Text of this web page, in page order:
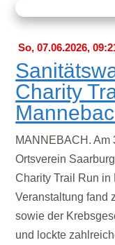
So, 07.06.2026,
Charity
MANNEBACH. Am
Ortsverein
Charity Trail Run in
Veranstaltung fand
sowie der
und lockte